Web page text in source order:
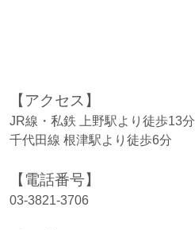
【アクセス 】
JR線・私鉄 上野駅より徒歩13分
千代田線 根津駅より徒歩6分
【電話番号】
03-3821-3706